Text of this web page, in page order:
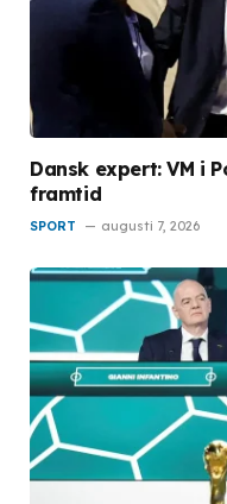
Dansk expert: VM i
framtid
SPORT augusti 7, 2026